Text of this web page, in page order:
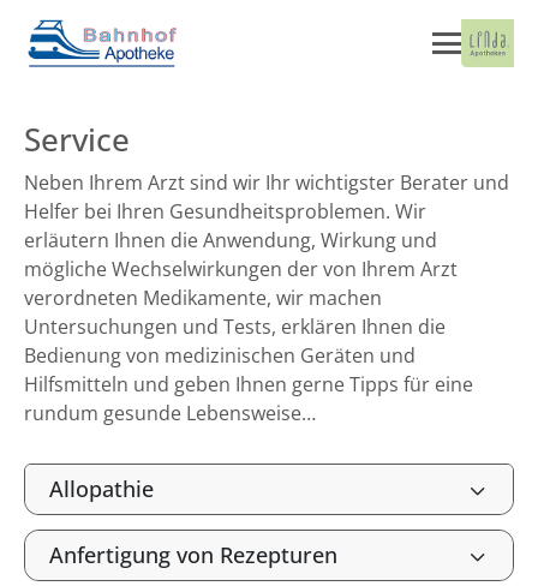
Service
Neben Ihrem Arzt sind wir Ihr wichtigster Berater und
Helfer bei Ihren Gesundheitsproblemen. Wir
erläutern Ihnen die Anwendung, Wirkung und
mögliche Wechselwirkungen der von Ihrem Arzt
verordneten Medikamente, wir machen
Untersuchungen und Tests, erklären Ihnen die
Bedienung von medizinischen Geräten und
Hilfsmitteln und geben Ihnen gerne Tipps für eine
rundum gesunde Lebensweise…
Allopathie
Anfertigung von Rezepturen